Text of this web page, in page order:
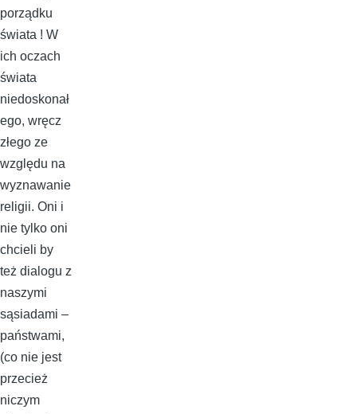
porządku
świata ! W
ich oczach
świata
niedoskonał
ego, wręcz
złego ze
względu na
wyznawanie
religii. Oni i
nie tylko oni
chcieli by
też dialogu z
naszymi
sąsiadami –
państwami,
(co nie jest
przecież
niczym